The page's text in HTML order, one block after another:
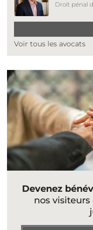
Droit pénal
Voir tous les avocats
Devenez
nos